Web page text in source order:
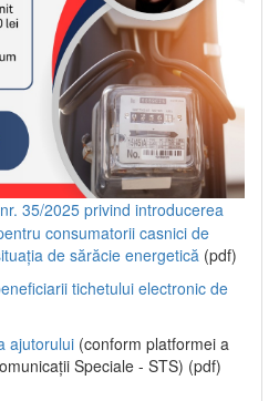
35/2025 privind introducerea
consumatorii casnici de
de sărăcie energetică (pdf)
tichetului electronic de
ajutorului (conform platformei a
Speciale - STS) (pdf)